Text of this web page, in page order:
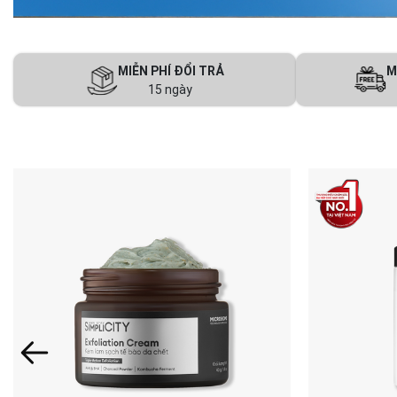
MIỄN PHÍ ĐỔI TRẢ
15 ngày